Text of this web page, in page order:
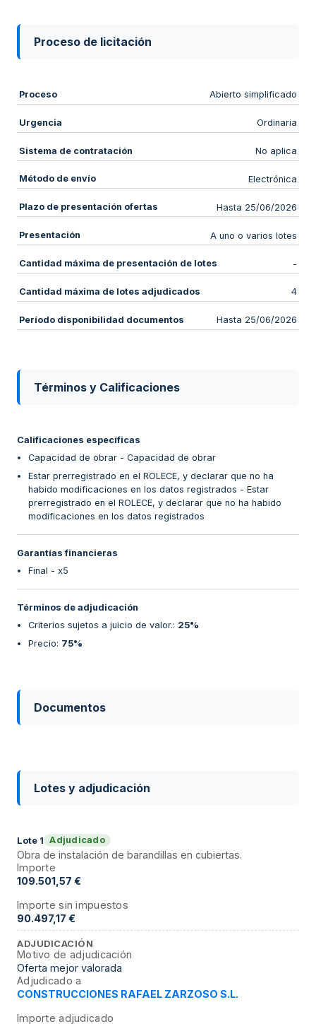
Proceso de licitación
Proceso Abierto simplificado
Urgencia Ordinaria
Sistema de contratación No aplica
Método de envío Electrónica
Plazo de presentación ofertas Hasta 25/06/2026
Presentación A uno o varios lotes
Cantidad máxima de presentación de lotes -
Cantidad máxima de lotes adjudicados 4
Período disponibilidad documentos Hasta 25/06/2026
Términos y Calificaciones
Calificaciones específicas
Capacidad de obrar - Capacidad de obrar
Estar prerregistrado en el ROLECE, y declarar que no ha
habido modificaciones en los datos registrados - Estar
prerregistrado en el ROLECE, y declarar que no ha habido
modificaciones en los datos registrados
Garantías financieras
Final - x5
Términos de adjudicación
Criterios sujetos a juicio de valor.: 25%
Precio: 75%
Documentos
Lotes y adjudicación
Lote 1 Adjudicado
Obra de instalación de barandillas en cubiertas.
Importe
109.501,57 €
Importe sin impuestos
90.497,17 €
ADJUDICACIÓN
Motivo de adjudicación
Oferta mejor valorada
Adjudicado a
CONSTRUCCIONES RAFAEL ZARZOSO S.L.
Importe adjudicado